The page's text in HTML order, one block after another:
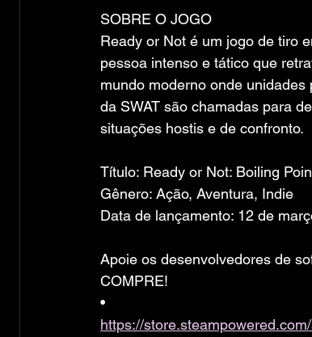
SOBRE O JOGO
Ready or Not é um jogo de tiro
pessoa intenso e tático que
mundo moderno onde unidades
da SWAT são chamadas para
situações hostis e de confronto.
Título: Ready or Not: Boiling
Gênero: Ação, Aventura, Indie
Data de lançamento: 12 de
Apoie os desenvolvedores de
COMPRE!
•
https://